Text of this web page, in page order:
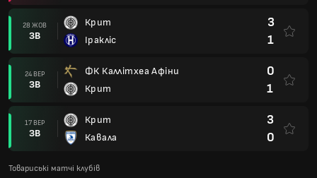
28 ЖОВ
ЗВ
Крит
Іракліс
3
1
24 ВЕР
ЗВ
ФК Каллітхеа Афіни
Крит
0
1
17 ВЕР
ЗВ
Крит
Кавала
3
0
Товариські матчі клубів